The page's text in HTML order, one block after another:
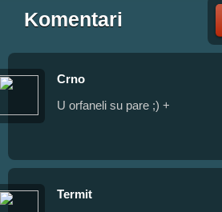
Komentari
Crno
U orfaneli su pare ;) +
Termit